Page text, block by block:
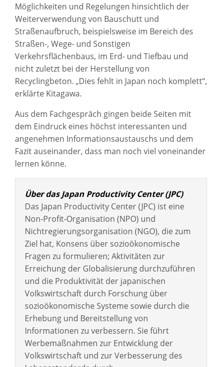
Möglichkeiten und Regelungen hinsichtlich der
Weiterverwendung von Bauschutt und
Straßenaufbruch, beispielsweise im Bereich des
Straßen-, Wege- und Sonstigen
Verkehrsflächenbaus, im Erd- und Tiefbau und
nicht zuletzt bei der Herstellung von
Recyclingbeton. „Dies fehlt in Japan noch komplett“,
erklärte Kitagawa.
Aus dem Fachgespräch gingen beide Seiten mit
dem Eindruck eines höchst interessanten und
angenehmen Informationsaustauschs und dem
Fazit auseinander, dass man noch viel voneinander
lernen könne.
Über das Japan Productivity Center (JPC)
Das Japan Productivity Center (JPC) ist eine
Non-Profit-Organisation (NPO) und
Nichtregierungsorganisation (NGO), die zum
Ziel hat, Konsens über sozioökonomische
Fragen zu formulieren; Aktivitäten zur
Erreichung der Globalisierung durchzuführen
und die Produktivität der japanischen
Volkswirtschaft durch Forschung über
sozioökonomische Systeme sowie durch die
Erhebung und Bereitstellung von
Informationen zu verbessern. Sie führt
Werbemaßnahmen zur Entwicklung der
Volkswirtschaft und zur Verbesserung des